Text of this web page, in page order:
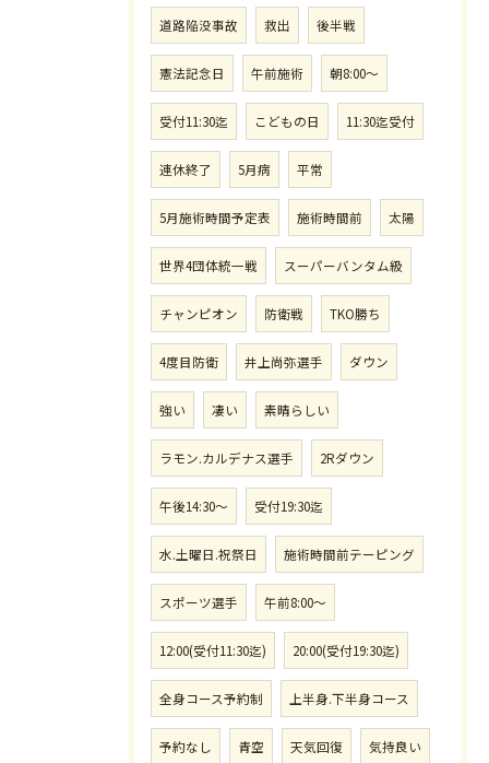
道路陥没事故 救出 後半戦
憲法記念日 午前施術 朝8:00〜
受付11:30迄 こどもの日 11:30迄受付
連休終了 5月病 平常
5月施術時間予定表 施術時間前 太陽
世界4団体統一戦 スーパーバンタム級
チャンピオン 防衛戦 TKO勝ち
4度目防衛 井上尚弥選手 ダウン
強い 凄い 素晴らしい
ラモン.カルデナス選手 2Rダウン
午後14:30〜 受付19:30迄
水.土曜日.祝祭日 施術時間前テーピング
スポーツ選手 午前8:00〜
12:00(受付11:30迄) 20:00(受付19:30迄)
全身コース予約制 上半身.下半身コース
予約なし 青空 天気回復 気持良い